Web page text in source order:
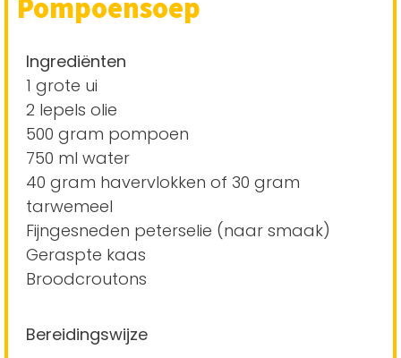
Pompoensoep
Ingrediënten
1 grote ui
2 lepels olie
500 gram pompoen
750 ml water
40 gram havervlokken of 30 gram
tarwemeel
Fijngesneden peterselie (naar smaak)
Geraspte kaas
Broodcroutons
Bereidingswijze